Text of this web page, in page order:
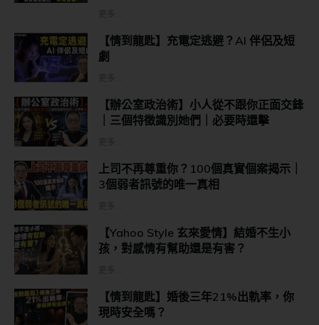
【情到龍匙】充電定逃避？AI 伴侶及短
劇
【辦公室政治術】小人從不跟你正面交鋒
｜三個特徵識別她們｜必要時還擊
上司不再尊重你？100個真實個案揭示｜
3個弱者訊號的唯一真相
【Yahoo Style 玄來愛情】結婚不生小
孩，對感情有幫助還是有害？
【情到龍匙】婚後三年21%出軌率，你
現時安全嗎？